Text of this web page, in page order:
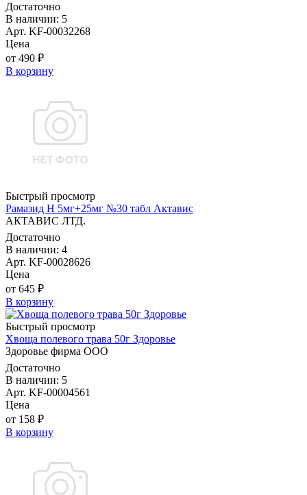
Достаточно
В наличии: 5
Арт. KF-00032268
Цена
от 490 ₽
В корзину
Быстрый просмотр
Рамазид Н 5мг+25мг №30 табл Актавис
АКТАВИС ЛТД.
Достаточно
В наличии: 4
Арт. KF-00028626
Цена
от 645 ₽
В корзину
Быстрый просмотр
Хвоща полевого трава 50г Здоровье
Здоровье фирма ООО
Достаточно
В наличии: 5
Арт. KF-00004561
Цена
от 158 ₽
В корзину